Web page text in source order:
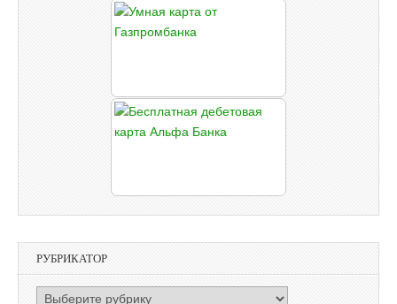
РУБРИКАТОР
РУБРИКАТОР